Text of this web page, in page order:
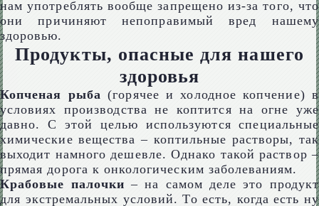
нам употреблять вообще запрещено из-за того, что
они причиняют непоправимый вред нашему
здоровью.
Продукты, опасные для нашего
здоровья
Копченая рыба (горячее и холодное копчение) в
условиях производства не коптится на огне уже
давно. С этой целью используются специальные
химические вещества – коптильные растворы, так
выходит намного дешевле. Однако такой раствор –
прямая дорога к онкологическим заболеваниям.
Крабовые палочки – на самом деле это продукт
для экстремальных условий. То есть, когда есть ну